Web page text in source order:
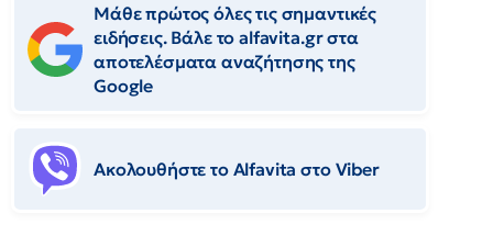
Μάθε πρώτος όλες τις σημαντικές
ειδήσεις. Βάλε το alfavita.gr στα
αποτελέσματα αναζήτησης της
Google
Ακολουθήστε το Αlfavita στο Viber